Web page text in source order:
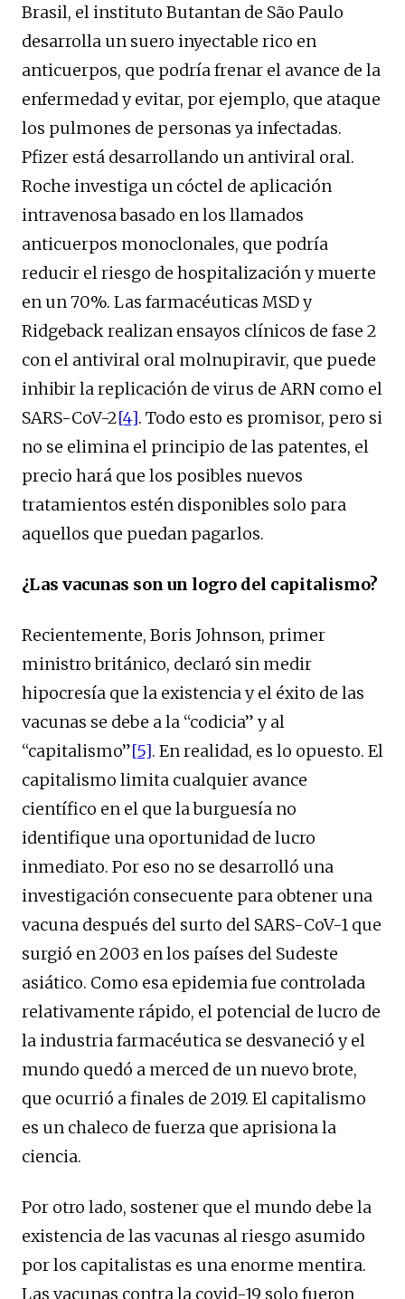
Brasil, el instituto Butantan de São Paulo
desarrolla un suero inyectable rico en
anticuerpos, que podría frenar el avance de la
enfermedad y evitar, por ejemplo, que ataque
los pulmones de personas ya infectadas.
Pfizer está desarrollando un antiviral oral.
Roche investiga un cóctel de aplicación
intravenosa basado en los llamados
anticuerpos monoclonales, que podría
reducir el riesgo de hospitalización y muerte
en un 70%. Las farmacéuticas MSD y
Ridgeback realizan ensayos clínicos de fase 2
con el antiviral oral molnupiravir, que puede
inhibir la replicación de virus de ARN como el
SARS-CoV-2[4]. Todo esto es promisor, pero si
no se elimina el principio de las patentes, el
precio hará que los posibles nuevos
tratamientos estén disponibles solo para
aquellos que puedan pagarlos.
¿Las vacunas son un logro del capitalismo?
Recientemente, Boris Johnson, primer
ministro británico, declaró sin medir
hipocresía que la existencia y el éxito de las
vacunas se debe a la “codicia” y al
“capitalismo”[5]. En realidad, es lo opuesto. El
capitalismo limita cualquier avance
científico en el que la burguesía no
identifique una oportunidad de lucro
inmediato. Por eso no se desarrolló una
investigación consecuente para obtener una
vacuna después del surto del SARS-CoV-1 que
surgió en 2003 en los países del Sudeste
asiático. Como esa epidemia fue controlada
relativamente rápido, el potencial de lucro de
la industria farmacéutica se desvaneció y el
mundo quedó a merced de un nuevo brote,
que ocurrió a finales de 2019. El capitalismo
es un chaleco de fuerza que aprisiona la
ciencia.
Por otro lado, sostener que el mundo debe la
existencia de las vacunas al riesgo asumido
por los capitalistas es una enorme mentira.
Las vacunas contra la covid-19 solo fueron